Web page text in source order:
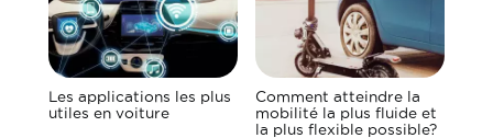
Les applications les plus
utiles en voiture
Comment atteindre la
mobilité la plus fluide et
la plus flexible possible?